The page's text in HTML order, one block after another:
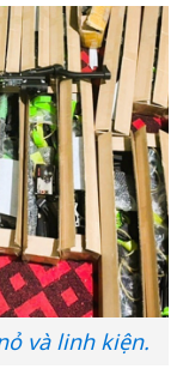
và linh kiện.